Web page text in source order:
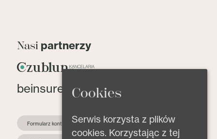
Nasi partnerzy
beinsured@beinsured.pl
Formularz kontaktowy
Cookies
Serwis korzysta z plików
cookies. Korzystając z tej